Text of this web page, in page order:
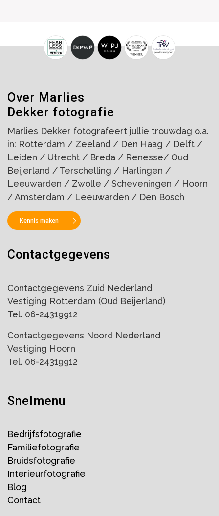
Over Marlies
Dekker fotografie
Marlies Dekker fotografeert jullie trouwdag o.a.
in: Rotterdam / Zeeland / Den Haag / Delft /
Leiden / Utrecht / Breda / Renesse/ Oud
Beijerland / Terschelling / Harlingen /
Leeuwarden / Zwolle / Scheveningen / Hoorn
/ Amsterdam / Leeuwarden / Den Bosch
Kennis maken
Contactgegevens
Contactgegevens Zuid Nederland
Vestiging Rotterdam (Oud Beijerland)
Tel. 06-24319912
Contactgegevens Noord Nederland
Vestiging Hoorn
Tel. 06-24319912
Snelmenu
Bedrijfsfotografie
Familiefotografie
Bruidsfotografie
Interieurfotografie
Blog
Contact